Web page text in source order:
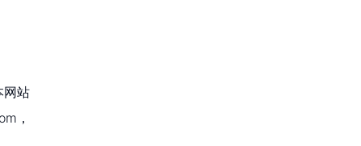
网站
，